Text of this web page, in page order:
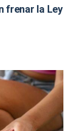
frenar la Ley